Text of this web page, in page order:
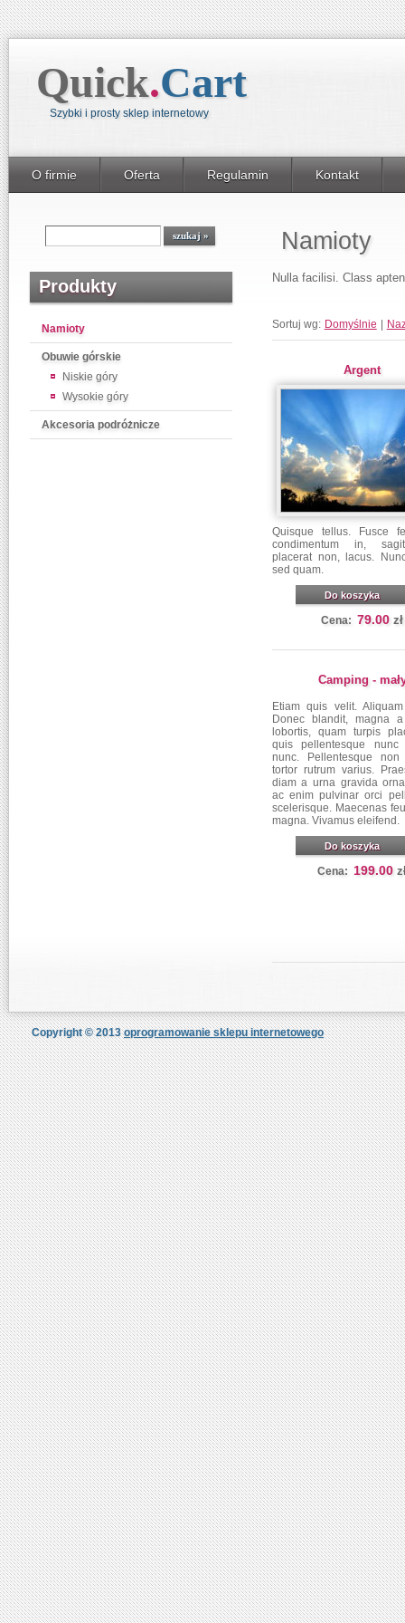
Quick.Cart
Szybki i prosty sklep internetowy
O firmie Oferta Regulamin Kontakt
Produkty
Namioty
Obuwie górskie
Niskie góry
Wysokie góry
Akcesoria podróżnicze
Namioty
Nulla facilisi. Class
Sortuj wg: Domyślnie
Argent
Quisque tellus. Fusce
condimentum in,
placerat non, lacus.
sed quam.
Do koszyka
Cena: 79.00 zł
Camping -
Etiam quis velit.
Donec blandit, magna
lobortis, quam turpis
quis pellentesque
nunc. Pellentesque
tortor rutrum varius.
diam a urna gravida
ac enim pulvinar orci
scelerisque. Maecenas
magna. Vivamus eleifend.
Do koszyka
Cena: 199.00
Copyright © 2013oprogramowanie sklepu internetowego